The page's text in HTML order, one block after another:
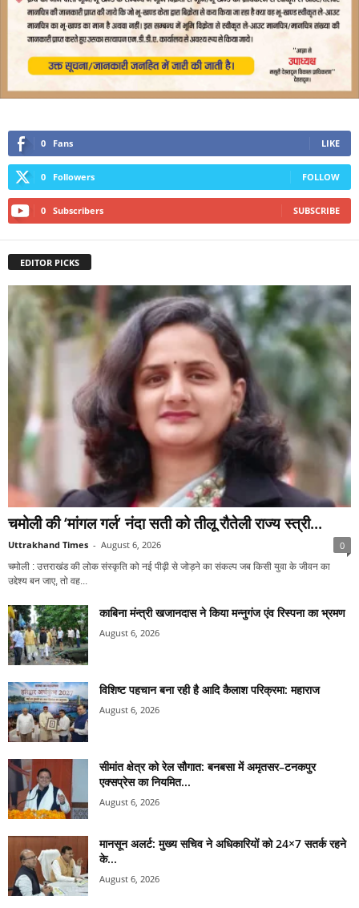
0 Fans LIKE
0 Followers FOLLOW
0 Subscribers SUBSCRIBE
EDITOR PICKS
चमोली की ‘मांगल गर्ल’ नंदा सती को तीलू रौतेली राज्य स्त्री...
Uttrakhand Times - August 6, 2026 0
चमोली : उत्तराखंड की लोक संस्कृति को नई पीढ़ी से जोड़ने का संकल्प जब किसी युवा के जीवन का
उद्देश्य बन जाए, तो वह...
काबिना मंन्त्री खजानदास ने किया मन्नुगंज एंव रिस्पना का भ्रमण
August 6, 2026
विशिष्ट पहचान बना रही है आदि कैलाश परिक्रमा: महाराज
August 6, 2026
सीमांत क्षेत्र को रेल सौगात: बनबसा में अमृतसर–टनकपुर
एक्सप्रेस का नियमित...
August 6, 2026
मानसून अलर्ट: मुख्य सचिव ने अधिकारियों को 24×7 सतर्क रहने
के...
August 6, 2026